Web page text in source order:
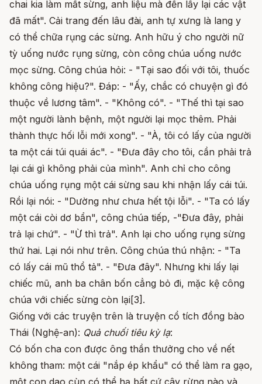
chai kia làm mất sừng, anh liệu mà đến lấy lại các vật
đã mất". Cải trang đến lâu đài, anh tự xưng là lang y
có thể chữa rụng các sừng. Anh hữu ý cho người nữ
tỳ uống nước rụng sừng, còn công chúa uống nước
mọc sừng. Công chúa hỏi: - "Tại sao đối với tôi, thuốc
không công hiệu?". Đáp: - "Ấy, chắc có chuyện gì đó
thuộc về lương tâm". - "Không có". - "Thế thì tại sao
một người lành bệnh, một người lại mọc thêm. Phải
thành thực hối lỗi mới xong". - "À, tôi có lấy của người
ta một cái túi quái ác". - "Đưa đây cho tôi, cần phải trả
lại cái gì không phải của mình". Anh chỉ cho công
chúa uống rụng một cái sừng sau khi nhận lấy cái túi.
Rồi lại nói: - "Dường như chưa hết tội lỗi". - "Ta có lấy
một cái còi dơ bẩn", công chúa tiếp, -"Đưa đây, phải
trả lại chứ". - "Ừ thì trả". Anh lại cho uống rụng sừng
thứ hai. Lại nói như trên. Công chúa thú nhận: - "Ta
có lấy cái mũ thổ tả". - "Đưa đây". Nhưng khi lấy lại
chiếc mũ, anh ba chân bốn cẳng bỏ đi, mặc kệ công
chúa với chiếc sừng còn lại[3].
Giống với các truyện trên là truyện cổ tích đồng bào
Thái (Nghệ-an): Quả chuối tiêu kỳ lạ:
Có bốn cha con được ông thần thưởng cho về nết
không tham: một cái "nắp ép khẩu" có thể làm ra gạo,
một con dao cùn có thể hạ bất cứ cây rừng nào và